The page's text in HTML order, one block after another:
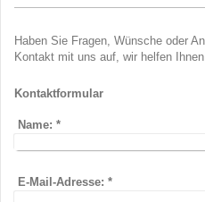
Haben Sie Fragen, Wünsche oder
Kontakt mit uns auf, wir helfen
Kontaktformular
Name: *
E-Mail-Adresse: *